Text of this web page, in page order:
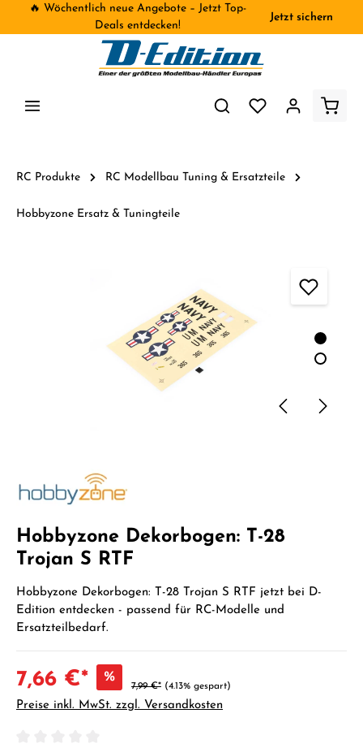
🔥 Wöchentlich neue Angebote – Jetzt Top-
Deals entdecken!
Jetzt sichern
RC Produkte RC Modellbau Tuning & Ersatzteile
Hobbyzone Ersatz & Tuningteile
Hobbyzone Dekorbogen: T-28
Trojan S RTF
Hobbyzone Dekorbogen: T-28 Trojan S RTF jetzt bei D-
Edition entdecken - passend für RC-Modelle und
Ersatzteilbedarf.
7,66 €* %
7,99 €* (4.13% gespart)
Preise inkl. MwSt. zzgl. Versandkosten